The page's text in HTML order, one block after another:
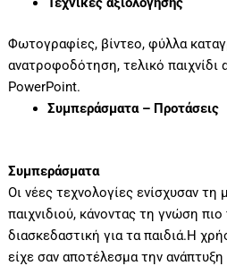
Φωτογραφίες, βίντεο, φύλλα
ανατροφοδότηση, τελικό
PowerPoint.
Συμπεράσματα – Προτάσεις
Συμπεράσματα
Οι νέες τεχνολογίες ενίσχυσαν
παιχνιδιού, κάνοντας τη γνώση
διασκεδαστική για τα παιδιά.Η
είχε σαν αποτέλεσμα την